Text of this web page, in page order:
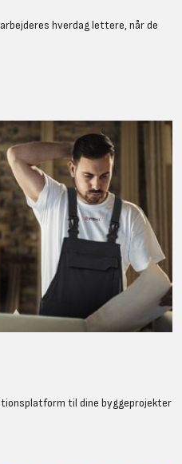
hverdag lettere, når de
til dine byggeprojekter